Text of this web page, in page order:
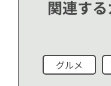
関連す
グルメ